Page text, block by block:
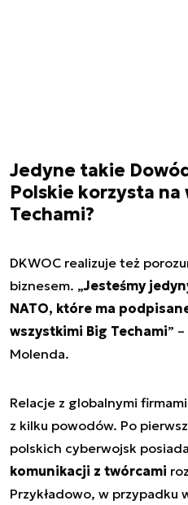
Jedyne takie
Polskie korzysta na
Techami?
DKWOC realizuje też
biznesem. „Jesteśmy
NATO, które ma
wszystkimi Big Techami”
Molenda.
Relacje z globalnymi
z kilku powodów. Po
polskich cyberwojsk
komunikacji z twórcami
Przykładowo, w przypadku